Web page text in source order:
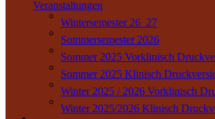
Veranstaltungen
Wintersemester 26_27
Sommersemester 2026
Sommer 2025 Vorklinisch
Sommer 2025 Klinisch
Winter 2025 / 2026 Vorklinisch
Winter 2025/2026 Klinisch